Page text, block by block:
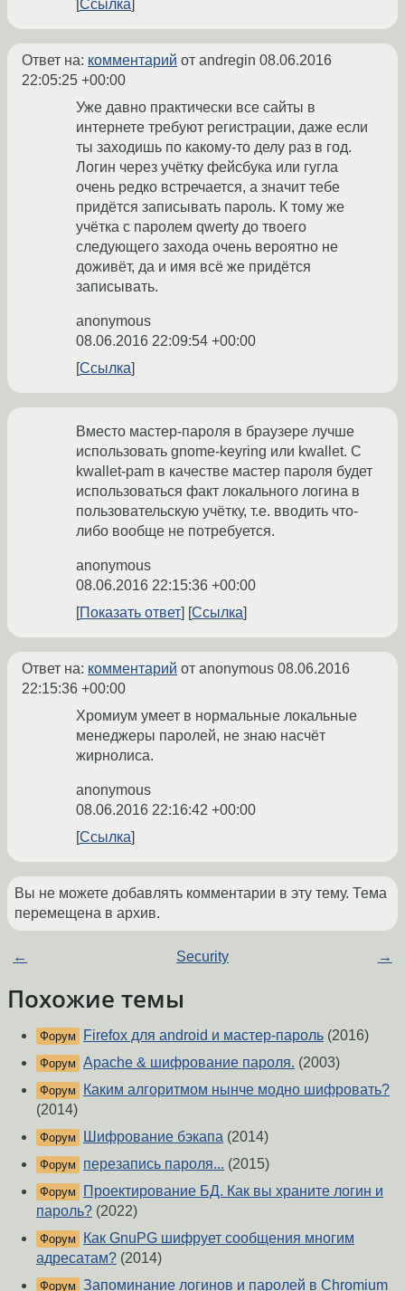
Ссылка
Ответ на: комментарий от andregin 08.06.2016
22:05:25 +00:00
Уже давно практически все сайты в
интернете требуют регистрации, даже если
ты заходишь по какому-то делу раз в год.
Логин через учётку фейсбука или гугла
очень редко встречается, а значит тебе
придётся записывать пароль. К тому же
учётка с паролем qwerty до твоего
следующего захода очень вероятно не
доживёт, да и имя всё же придётся
записывать.
anonymous
08.06.2016 22:09:54 +00:00
Ссылка
Вместо мастер-пароля в браузере лучше
использовать gnome-keyring или kwallet. С
kwallet-pam в качестве мастер пароля будет
использоваться факт локального логина в
пользовательскую учётку, т.е. вводить что-
либо вообще не потребуется.
anonymous
08.06.2016 22:15:36 +00:00
Показать ответ
Ссылка
Ответ на: комментарий от anonymous 08.06.2016
22:15:36 +00:00
Хромиум умеет в нормальные локальные
менеджеры паролей, не знаю насчёт
жирнолиса.
anonymous
08.06.2016 22:16:42 +00:00
Ссылка
Вы не можете добавлять комментарии в эту тему. Тема
перемещена в архив.
← Security →
Похожие темы
Форум Firefox для android и мастер-пароль (2016)
Форум Apache & шифрование пароля. (2003)
Форум
Каким алгоритмом нынче модно шифровать?
(2014)
Форум Шифрование бэкапа (2014)
Форум перезапись пароля... (2015)
Форум
Проектирование БД. Как вы храните логин и
пароль? (2022)
Форум
Как GnuPG шифрует сообщения многим
адресатам? (2014)
Форум Запоминание логинов и паролей в Chromium